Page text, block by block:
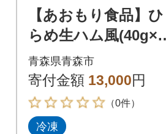
【あおもり食品】ひ
らめ生ハム風(40g×6
パック)
青森県青森市
寄付金額 13,000円
（0件）
冷凍